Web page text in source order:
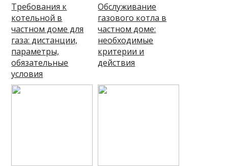
Требования к
котельной в
частном доме для
газа: дистанции,
параметры,
обязательные
условия
Обслуживание
газового котла в
частном доме:
необходимые
критерии и
действия